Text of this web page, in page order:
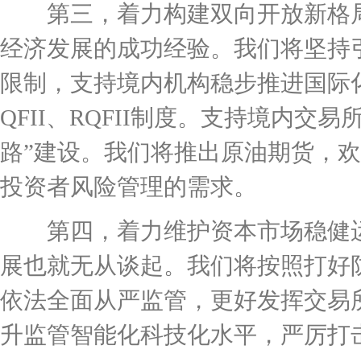
第三，着力构建双向开放新格
经济发展的成功经验。我们将坚
限制，支持境内机构稳步推进国
QFII、RQFII制度。支持境内交易
路”建设。我们将推出原油期货，
投资者风险管理的需求。
第四，着力维护资本市场稳健
展也就无从谈起。我们将按照打
依法全面从严监管，更好发挥交
升监管智能化科技化水平，严厉